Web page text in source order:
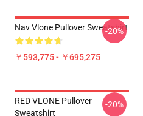
Nav Vlone Pullover Sweatshirt
￥593,775 - ￥695,275
-20%
RED VLONE Pullover
Sweatshirt
-20%